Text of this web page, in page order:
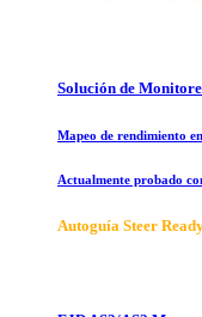
Solución de
Mapeo de rendimiento
Actualmente probado
Autoguía Steer